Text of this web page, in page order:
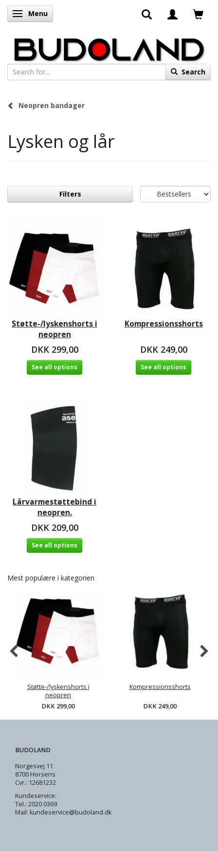
Toggle navigation
Menu
Search
Neopren bandager
Lysken og lår
Filters
Støtte-/lyskenshorts i
neopren
DKK 299,00
See all options
Kompressionsshorts
DKK 249,00
See all options
Lårvarmestøttebind i
neopren.
DKK 209,00
See all options
Mest populære i kategorien
Støtte-/lyskenshorts i
neopren
DKK 299,00
Kompressionsshorts
DKK 249,00
BUDOLAND
Norgesvej 11
8700 Horsens
Cvr.: 12681232
Kundeservice:
Tel.: 2020 0369
Mail: kundeservice@budoland.dk